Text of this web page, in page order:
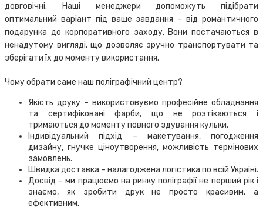
довговічні. Наші менеджери допоможуть підібрати
оптимальний варіант під ваше завдання – від романтичного
подарунка до корпоративного заходу. Вони постачаються в
ненадутому вигляді, що дозволяє зручно транспортувати та
зберігати їх до моменту використання.
Чому обрати саме наш поліграфічний центр?
Якість друку – використовуємо професійне обладнання
та сертифіковані фарби, що не розтікаються і
тримаються до моменту повного здування кульки.
Індивідуальний підхід – макетування, погодження
дизайну, гнучке ціноутворення, можливість термінових
замовлень.
Швидка доставка – налагоджена логістика по всій Україні.
Досвід – ми працюємо на ринку поліграфії не перший рік і
знаємо, як зробити друк не просто красивим, а
ефективним.